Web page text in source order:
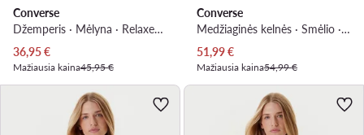
Converse
Džemperis · Mėlyna · Relaxed Fit
Dabartinė kaina
36,95€
Mažiausia kaina45,95 €
Converse
Medžiaginės kelnės · Smėlio · Relaxed Fit
Dabartinė kaina
51,99€
Mažiausia kaina54,99 €